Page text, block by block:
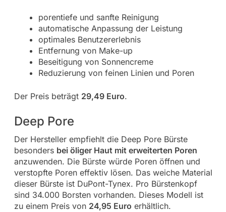
porentiefe und sanfte Reinigung
automatische Anpassung der Leistung
optimales Benutzererlebnis
Entfernung von Make-up
Beseitigung von Sonnencreme
Reduzierung von feinen Linien und Poren
Der Preis beträgt 29,49 Euro.
Deep Pore
Der Hersteller empfiehlt die Deep Pore Bürste
besonders bei öliger Haut mit erweiterten Poren
anzuwenden. Die Bürste würde Poren öffnen und
verstopfte Poren effektiv lösen. Das weiche Material
dieser Bürste ist DuPont-Tynex. Pro Bürstenkopf
sind 34.000 Borsten vorhanden. Dieses Modell ist
zu einem Preis von 24,95 Euro erhältlich.